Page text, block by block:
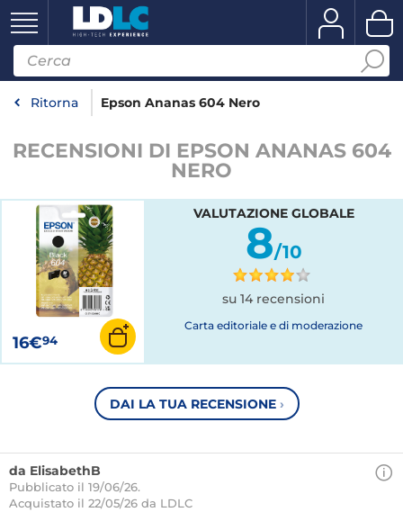
Ritorna Epson Ananas 604 Nero
RECENSIONI DI EPSON ANANAS 604
NERO
16€94
VALUTAZIONE GLOBALE
8/10
su 14 recensioni
Carta editoriale e di moderazione
DAI LA TUA RECENSIONE ›
da ElisabethB
Pubblicato il 19/06/26.
Acquistato il 22/05/26 da LDLC